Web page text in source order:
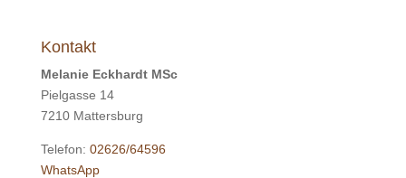
Kontakt
Melanie Eckhardt MSc
Pielgasse 14
7210 Mattersburg
Telefon: 02626/64596
WhatsApp